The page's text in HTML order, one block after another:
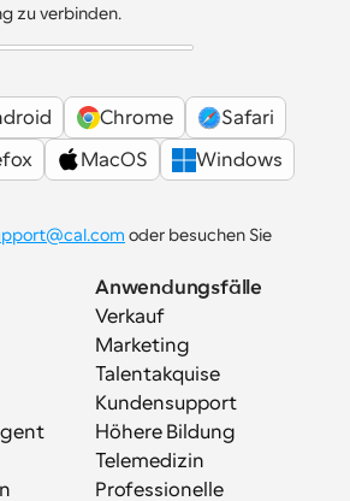
zu verbinden.
Chrome
Safari
MacOS
Windows
Anwendungsfälle
Verkauf
Marketing
Talentakquise
Kundensupport
Höhere Bildung
Telemedizin
Professionelle